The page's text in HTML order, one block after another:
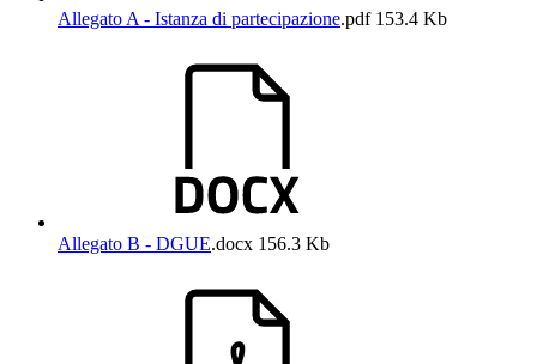
Allegato A - Istanza di partecipazione.pdf153.4 Kb
Allegato B - DGUE.docx 156.3 Kb